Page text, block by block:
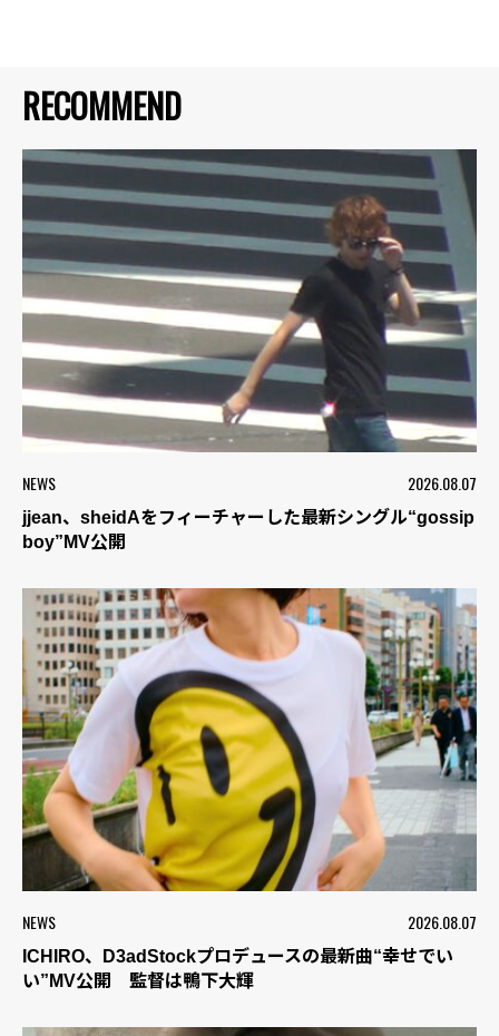
RECOMMEND
NEWS 2026.08.07
jjean、sheidAをフィーチャーした最新シングル“gossip
boy”MV公開
NEWS 2026.08.07
ICHIRO、D3adStockプロデュースの最新曲“幸せでい
い”MV公開 監督は鴨下大輝